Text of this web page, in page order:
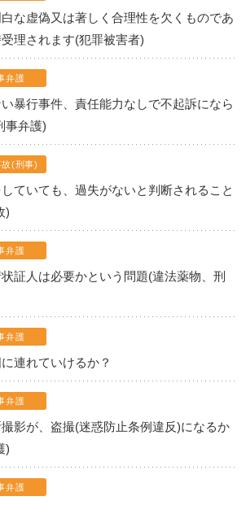
な虚偽又は著しく合理性を欠くものであ
理されます(犯罪被害者)
弁護
暴行事件、責任能力なしで不起訴になら
事弁護)
故(刑事)
ていても、過失がないと判断されること
)
弁護
証人は必要かという問題(違法薬物、刑
弁護
連れていけるか？
弁護
影が、盗撮(迷惑防止条例違反)になるか
)
弁護